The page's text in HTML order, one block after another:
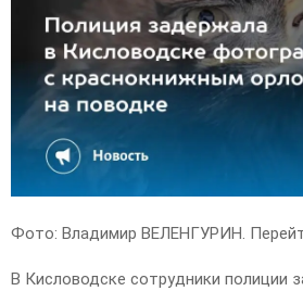
U
Фото: Владимир ВЕЛЕНГУРИН.
В Кисловодске сотрудники полиции